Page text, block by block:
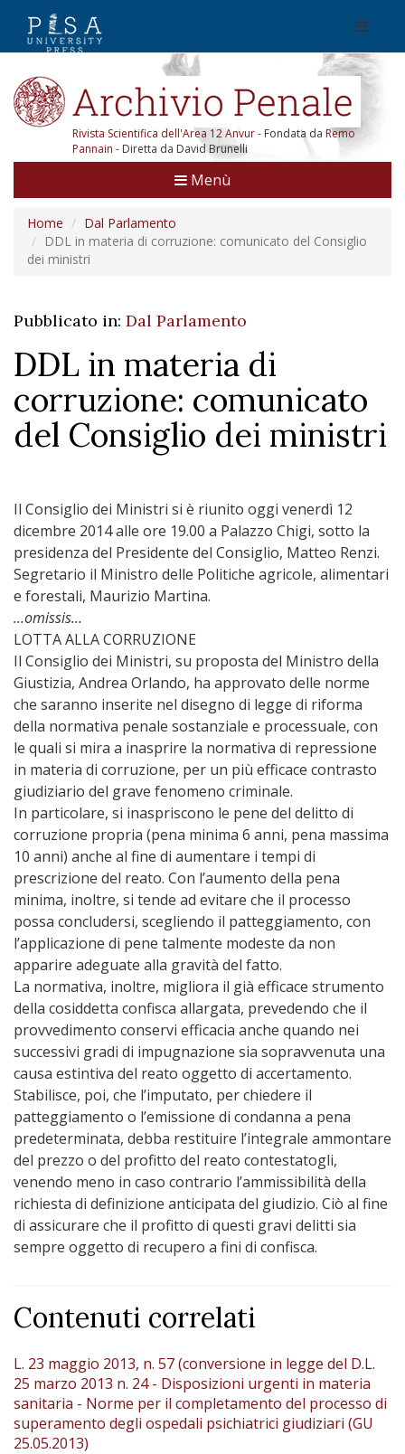
Rivista Scientifica dell'Area 12 Anvur- Fondata da Remo
Pannain - Diretta da David Brunelli
Menù
Home
Dal Parlamento
DDL in materia di corruzione: comunicato del Consiglio
dei ministri
Pubblicato in: Dal Parlamento
DDL in materia di
corruzione: comunicato
del Consiglio dei ministri
Il Consiglio dei Ministri si è riunito oggi venerdì 12
dicembre 2014 alle ore 19.00 a Palazzo Chigi, sotto la
presidenza del Presidente del Consiglio, Matteo Renzi.
Segretario il Ministro delle Politiche agricole, alimentari
e forestali, Maurizio Martina.
...omissis...
LOTTA ALLA CORRUZIONE
Il Consiglio dei Ministri, su proposta del Ministro della
Giustizia, Andrea Orlando, ha approvato delle norme
che saranno inserite nel disegno di legge di riforma
della normativa penale sostanziale e processuale, con
le quali si mira a inasprire la normativa di repressione
in materia di corruzione, per un più efficace contrasto
giudiziario del grave fenomeno criminale.
In particolare, si inaspriscono le pene del delitto di
corruzione propria (pena minima 6 anni, pena massima
10 anni) anche al fine di aumentare i tempi di
prescrizione del reato. Con l’aumento della pena
minima, inoltre, si tende ad evitare che il processo
possa concludersi, scegliendo il patteggiamento, con
l’applicazione di pene talmente modeste da non
apparire adeguate alla gravità del fatto.
La normativa, inoltre, migliora il già efficace strumento
della cosiddetta confisca allargata, prevedendo che il
provvedimento conservi efficacia anche quando nei
successivi gradi di impugnazione sia sopravvenuta una
causa estintiva del reato oggetto di accertamento.
Stabilisce, poi, che l’imputato, per chiedere il
patteggiamento o l’emissione di condanna a pena
predeterminata, debba restituire l’integrale ammontare
del prezzo o del profitto del reato contestatogli,
venendo meno in caso contrario l’ammissibilità della
richiesta di definizione anticipata del giudizio. Ciò al fine
di assicurare che il profitto di questi gravi delitti sia
sempre oggetto di recupero a fini di confisca.
Contenuti correlati
L. 23 maggio 2013, n. 57 (conversione in legge del D.L.
25 marzo 2013 n. 24 - Disposizioni urgenti in materia
sanitaria - Norme per il completamento del processo di
superamento degli ospedali psichiatrici giudiziari (GU
25.05.2013)